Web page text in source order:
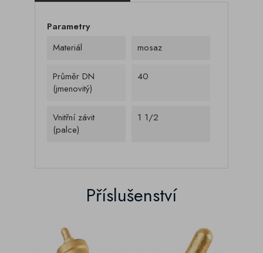
Parametry
Materiál
mosaz
Průměr DN
(jmenovitý)
40
Vnitřní závit
(palce)
1 1/2
Příslušenství